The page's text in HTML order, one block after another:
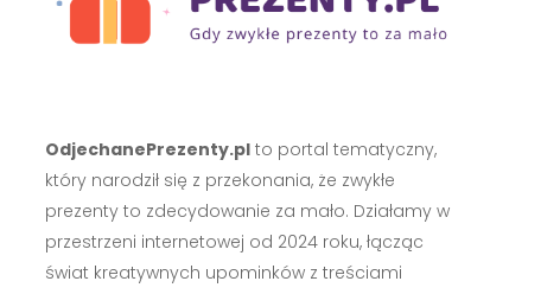
OdjechanePrezenty.plto portal tematyczny,
który narodził się z przekonania, że zwykłe
prezenty to zdecydowanie za mało. Działamy w
przestrzeni internetowej od 2024 roku, łącząc
świat kreatywnych upominków z treściami